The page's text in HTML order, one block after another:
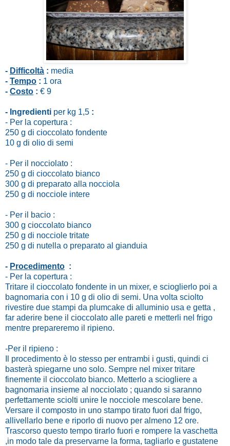
- Difficoltà : media
- Tempo : 1 ora
- Costo : € 9
- Ingredienti per kg 1,5 :
- Per la copertura :
250 g di cioccolato fondente
10 g di olio di semi
- Per il nocciolato :
250 g di cioccolato bianco
300 g di preparato alla nocciola
250 g di nocciole intere
- Per il bacio :
300 g cioccolato bianco
250 g di nocciole tritate
250 g di nutella o preparato al gianduia
- Procedimento :
- Per la copertura :
Tritare il cioccolato fondente in un mixer, e scioglierlo poi a
bagnomaria con i 10 g di olio di semi. Una volta sciolto
rivestire due stampi da plumcake di alluminio usa e getta ,
far aderire bene il cioccolato alle pareti e metterli nel frigo
mentre prepareremo il ripieno.
-Per il ripieno :
Il procedimento è lo stesso per entrambi i gusti, quindi ci
basterà spiegarne uno solo. Sempre nel mixer tritare
finemente il cioccolato bianco. Metterlo a sciogliere a
bagnomaria insieme al nocciolato ; quando si saranno
perfettamente sciolti unire le nocciole mescolare bene.
Versare il composto in uno stampo tirato fuori dal frigo,
allivellarlo bene e riporlo di nuovo per almeno 12 ore.
Trascorso questo tempo tirarlo fuori e rompere la vaschetta
,in modo tale da preservarne la forma, tagliarlo e gustatene